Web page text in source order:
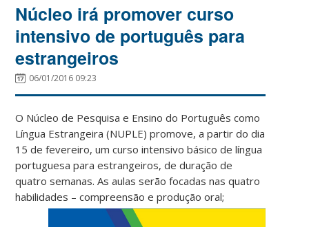
Núcleo irá promover curso
intensivo de português para
estrangeiros
06/01/2016 09:23
O Núcleo de Pesquisa e Ensino do Português como
Língua Estrangeira (NUPLE) promove, a partir do dia
15 de fevereiro, um curso intensivo básico de língua
portuguesa para estrangeiros, de duração de
quatro semanas. As aulas serão focadas nas quatro
habilidades –compreensão e produção oral;